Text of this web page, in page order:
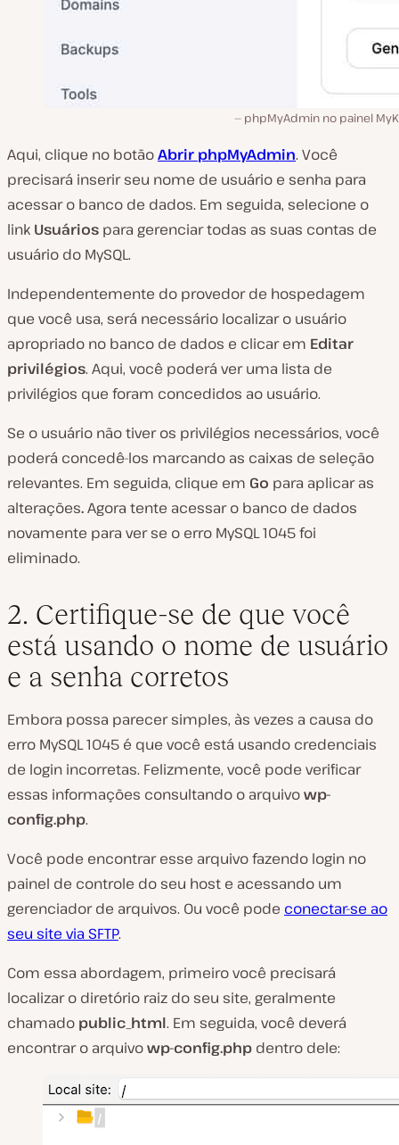
phpMyAdmin no painel
Aqui, clique no botãoAbrir phpMyAdmin. Você
precisará inserir seu nome de usuário e senha para
acessar o banco de dados. Em seguida, selecione o
link Usuários para gerenciar todas as suas contas de
usuário do MySQL.
Independentemente do provedor de hospedagem
que você usa, será necessário localizar o usuário
apropriado no banco de dados e clicar em Editar
privilégios. Aqui, você poderá ver uma lista de
privilégios que foram concedidos ao usuário.
Se o usuário não tiver os privilégios necessários, você
poderá concedê-los marcando as caixas de seleção
relevantes. Em seguida, clique em Go para aplicar as
alterações.Agora tente acessar o banco de dados
novamente para ver se o erro MySQL 1045 foi
eliminado.
2. Certifique-se de que você
está usando o nome de usuário
e a senha corretos
Embora possa parecer simples, às vezes a causa do
erro MySQL 1045 é que você está usando credenciais
de login incorretas. Felizmente, você pode verificar
essas informações consultando o arquivowp-
config.php.
Você pode encontrar esse arquivo fazendo login no
painel de controle do seu host e acessando um
gerenciador de arquivos. Ou você pode conectar-se ao
seu site via SFTP.
Com essa abordagem, primeiro você precisará
localizar o diretório raiz do seu site, geralmente
chamado public_html. Em seguida, você deverá
encontrar o arquivowp-config.php dentro dele: